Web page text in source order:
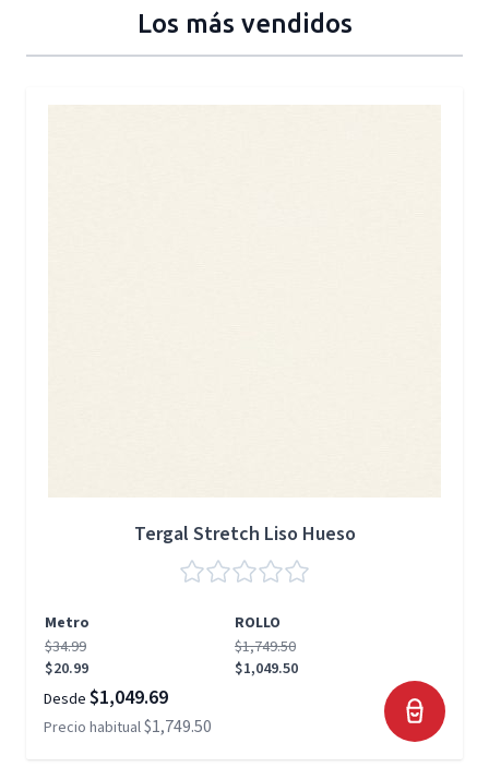
Los más vendidos
Tergal Stretch Liso Hueso
Metro
ROLLO
$34.99
$20.99
$1,749.50
$1,049.50
Desde $1,049.69
Precio habitual$1,749.50